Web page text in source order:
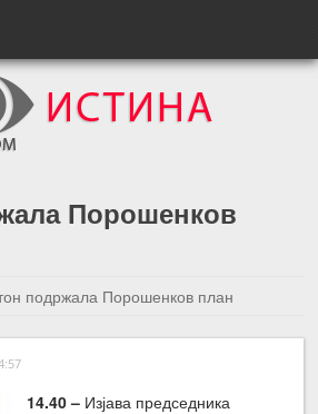
Порошенков
подржала Порошенков план
←Претходна вест
Следећа вест →
14.40 – Изјава председника